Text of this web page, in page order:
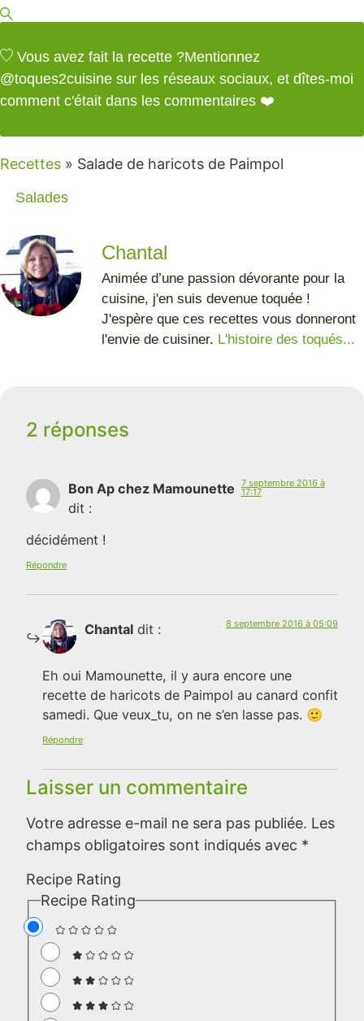
Vous avez fait la recette ?Mentionnez
@toques2cuisine sur les réseaux sociaux, et dîtes-moi
comment c'était dans les commentaires ❤️
Recettes » Salade de haricots de Paimpol
Salades
Chantal
Animée d’une passion dévorante pour la
cuisine, j'en suis devenue toquée !
J'espère que ces recettes vous donneront
l'envie de cuisiner. L'histoire des toqués...
2 réponses
Bon Ap chez Mamounette
dit :
7 septembre 2016 à
17:17
décidément !
Répondre
Chantal dit : 8 septembre 2016 à 05:09
Eh oui Mamounette, il y aura encore une
recette de haricots de Paimpol au canard confit
samedi. Que veux_tu, on ne s’en lasse pas. 🙂
Répondre
Laisser un commentaire
Votre adresse e-mail ne sera pas publiée. Les
champs obligatoires sont indiqués avec *
Recipe Rating
Recipe Rating